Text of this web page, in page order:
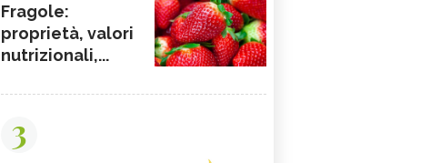
Fragole:
proprietà, valori
nutrizionali,...
3